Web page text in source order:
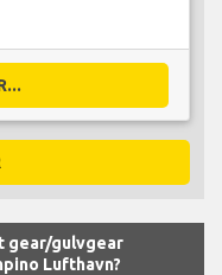
gear/gulvgear
Lufthavn?